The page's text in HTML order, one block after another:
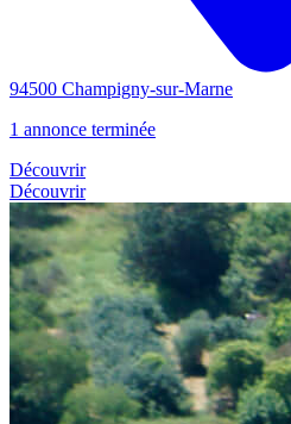
94500 Champigny-sur-Marne
1 annonce terminée
Découvrir
Découvrir